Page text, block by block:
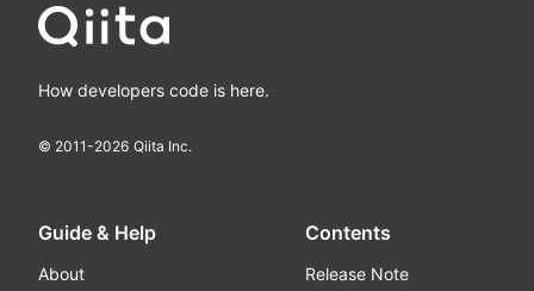
How developers code is here.
© 2011-2026 Qiita Inc.
Guide & Help
About
Contents
Release Note